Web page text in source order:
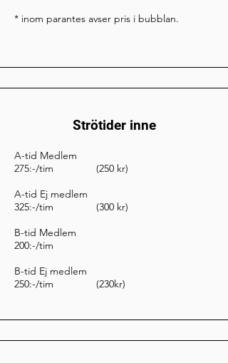
* inom parantes avser pris i bubblan.
Strötider inne
A-tid Medlem
275:-/tim (250 kr)
A-tid Ej medlem
325:-/tim (300 kr)
B-tid Medlem
200:-/tim
B-tid Ej medlem
250:-/tim (230kr)